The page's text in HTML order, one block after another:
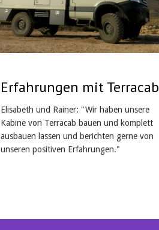
Erfahrungen mit Terracab
Elisabeth und Rainer: "Wir haben unsere
Kabine von Terracab bauen und komplett
ausbauen lassen und berichten gerne von
unseren positiven Erfahrungen."